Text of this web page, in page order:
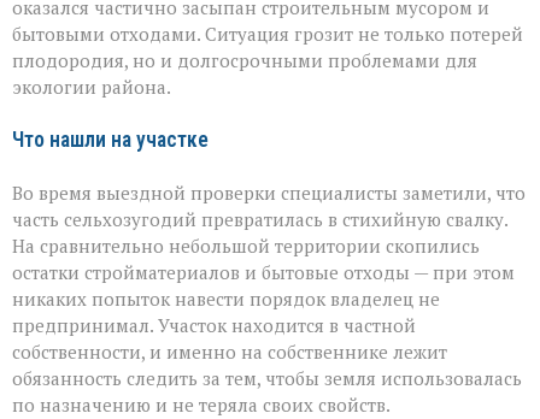
районе
захламили
сельхозугодья
оказался частично засыпан строительным мусором и
бытовыми отходами. Ситуация грозит не только потерей
плодородия, но и долгосрочными проблемами для
экологии района.
Что нашли на участке
Во время выездной проверки специалисты заметили, что
часть сельхозугодий превратилась в стихийную свалку.
На сравнительно небольшой территории скопились
остатки стройматериалов и бытовые отходы — при этом
никаких попыток навести порядок владелец не
предпринимал. Участок находится в частной
собственности, и именно на собственнике лежит
обязанность следить за тем, чтобы земля использовалась
по назначению и не теряла своих свойств.